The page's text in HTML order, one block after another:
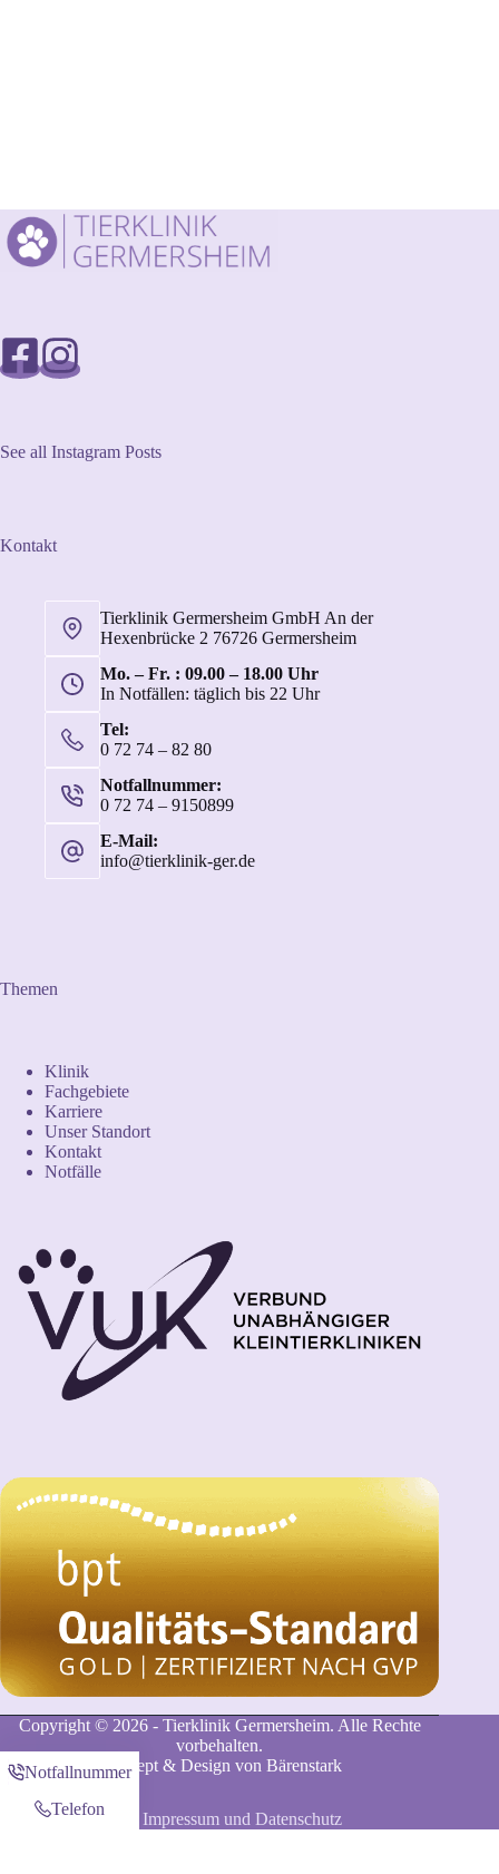
See all Instagram Posts
Kontakt
Tierklinik Germersheim GmbH An der
Hexenbrücke 2 76726 Germersheim
Mo. – Fr. : 09.00 – 18.00 Uhr
In Notfällen: täglich bis 22 Uhr
Tel:
0 72 74 – 82 80
Notfallnummer:
0 72 74 – 9150899
E-Mail:
info@tierklinik-ger.de
Themen
Klinik
Fachgebiete
Karriere
Unser Standort
Kontakt
Notfälle
Copyright © 2026 - Tierklinik Germersheim. Alle Rechte
vorbehalten.
Konzept & Design von Bärenstark
Impressum und Datenschutz
Notfallnummer
Telefon